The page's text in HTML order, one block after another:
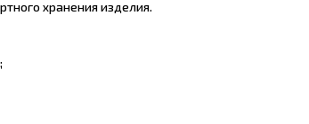
хранения изделия.